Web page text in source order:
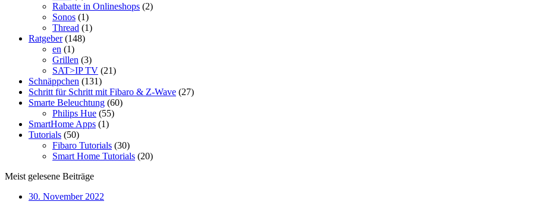
Rabatte in Onlineshops (2)
Sonos (1)
Thread (1)
Ratgeber(148)
en (1)
Grillen (3)
SAT>IP TV (21)
Schnäppchen (131)
Schritt für Schritt mit Fibaro & Z-Wave (27)
Smarte Beleuchtung (60)
Philips Hue (55)
SmartHome Apps (1)
Tutorials (50)
Fibaro Tutorials (30)
Smart Home Tutorials (20)
Meist gelesene Beiträge
30. November 2022